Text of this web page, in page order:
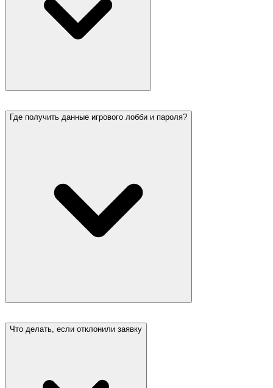
Где получить данные игрового лобби и пароля?
Что делать, если отклонили заявку